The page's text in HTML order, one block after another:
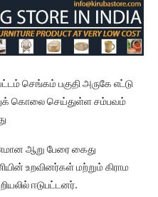
செங்கம் பகுதி அருகே எட்டு
கொலை செய்துள்ள சம்பவம்
ஆறு பேரை கைது
உறவினர்கள் மற்றும் கிராம
ஈடுபட்டனர்.